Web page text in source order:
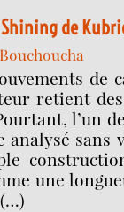
de
de
retient
l’un
sans
une